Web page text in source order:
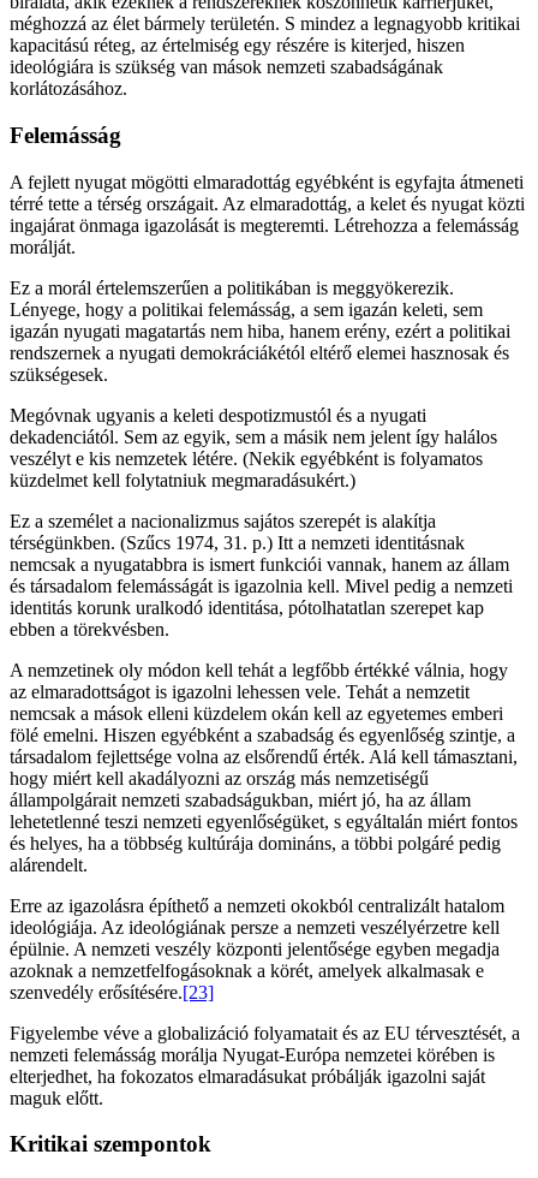
méghozzá az élet bármely területén. S mindez a legnagyobb kritikai
kapacitású réteg, az értelmiség egy részére is kiterjed, hiszen
ideológiára is szükség van mások nemzeti szabadságának
korlátozásához.
Felemásság
A fejlett nyugat mögötti elmaradottág egyébként is egyfajta átmeneti
térré tette a térség országait. Az elmaradottág, a kelet és nyugat közti
ingajárat önmaga igazolását is megteremti. Létrehozza a felemásság
morálját.
Ez a morál értelemszerűen a politikában is meggyökerezik.
Lényege, hogy a politikai felemásság, a sem igazán keleti, sem
igazán nyugati magatartás nem hiba, hanem erény, ezért a politikai
rendszernek a nyugati demokráciákétól eltérő elemei hasznosak és
szükségesek.
Megóvnak ugyanis a keleti despotizmustól és a nyugati
dekadenciától. Sem az egyik, sem a másik nem jelent így halálos
veszélyt e kis nemzetek létére. (Nekik egyébként is folyamatos
küzdelmet kell folytatniuk megmaradásukért.)
Ez a személet a nacionalizmus sajátos szerepét is alakítja
térségünkben. (Szűcs 1974, 31. p.) Itt a nemzeti identitásnak
nemcsak a nyugatabbra is ismert funkciói vannak, hanem az állam
és társadalom felemásságát is igazolnia kell. Mivel pedig a nemzeti
identitás korunk uralkodó identitása, pótolhatatlan szerepet kap
ebben a törekvésben.
A nemzetinek oly módon kell tehát a legfőbb értékké válnia, hogy
az elmaradottságot is igazolni lehessen vele. Tehát a nemzetit
nemcsak a mások elleni küzdelem okán kell az egyetemes emberi
fölé emelni. Hiszen egyébként a szabadság és egyenlőség szintje, a
társadalom fejlettsége volna az elsőrendű érték. Alá kell támasztani,
hogy miért kell akadályozni az ország más nemzetiségű
állampolgárait nemzeti szabadságukban, miért jó, ha az állam
lehetetlenné teszi nemzeti egyenlőségüket, s egyáltalán miért fontos
és helyes, ha a többség kultúrája domináns, a többi polgáré pedig
alárendelt.
Erre az igazolásra építhető a nemzeti okokból centralizált hatalom
ideológiája. Az ideológiának persze a nemzeti veszélyérzetre kell
épülnie. A nemzeti veszély központi jelentősége egyben megadja
azoknak a nemzetfelfogásoknak a körét, amelyek alkalmasak e
szenvedély erősítésére.[23]
Figyelembe véve a globalizáció folyamatait és az EU térvesztését, a
nemzeti felemásság morálja Nyugat-Európa nemzetei körében is
elterjedhet, ha fokozatos elmaradásukat próbálják igazolni saját
maguk előtt.
Kritikai szempontok